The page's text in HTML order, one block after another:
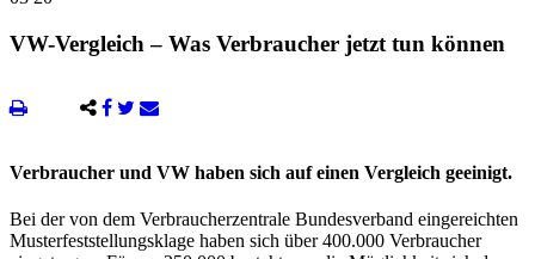
VW-Vergleich – Was Verbraucher jetzt tun können
Verbraucher und VW haben sich auf einen Vergleich geeinigt.
Bei der von dem Verbraucherzentrale Bundesverband eingereichten
Musterfeststellungsklage haben sich über 400.000 Verbraucher